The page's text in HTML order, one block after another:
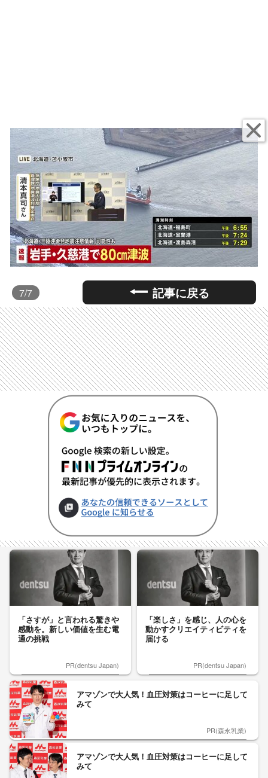
7/7 記事に戻る
「さすが」と言われる驚きや
感動を。新しい価値を生む電
通の挑戦
PR(dentsu Japan)
「楽しさ」を感じ、人の心を
動かすクリエイティビティを
届ける
PR(dentsu Japan)
アマゾンで大人気！血圧対策はコーヒーに足して
みて
PR(森永乳業)
アマゾンで大人気！血圧対策はコーヒーに足して
みて